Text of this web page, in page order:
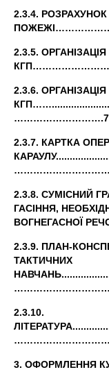
2.3.4.
2.3.5.
2.3.6.
……………………….7
2.3.7. КАРТКА
2.3.8. СУМІСНИЙ
ГАСІННЯ,
ВОГНЕГАСНОЇ
2.3.9. ПЛАН-
ТАКТИЧНИХ
2.3.10.
3. ОФОРМЛЕННЯ